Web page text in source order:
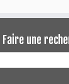
Faire une